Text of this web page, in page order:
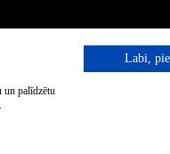
un palīdzētu
Labi,